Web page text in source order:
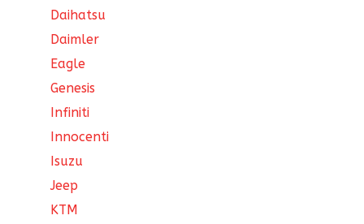
Daihatsu
Daimler
Eagle
Genesis
Infiniti
Innocenti
Isuzu
Jeep
KTM